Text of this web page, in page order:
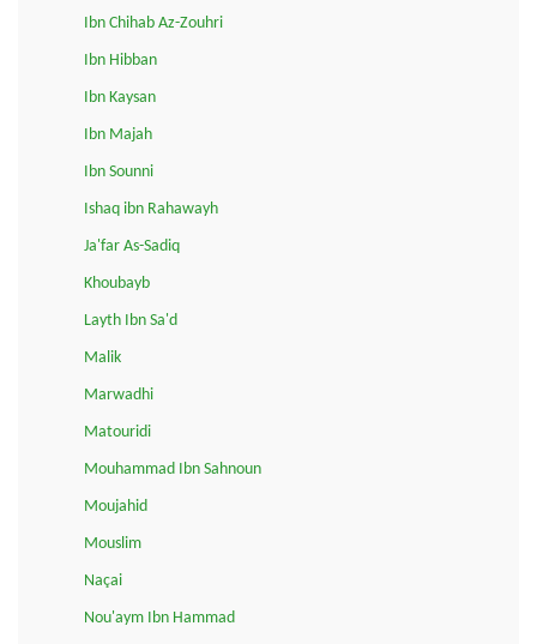
Ibn Chihab Az-Zouhri
Ibn Hibban
Ibn Kaysan
Ibn Majah
Ibn Sounni
Ishaq ibn Rahawayh
Ja'far As-Sadiq
Khoubayb
Layth Ibn Sa'd
Malik
Marwadhi
Matouridi
Mouhammad Ibn Sahnoun
Moujahid
Mouslim
Naçai
Nou'aym Ibn Hammad